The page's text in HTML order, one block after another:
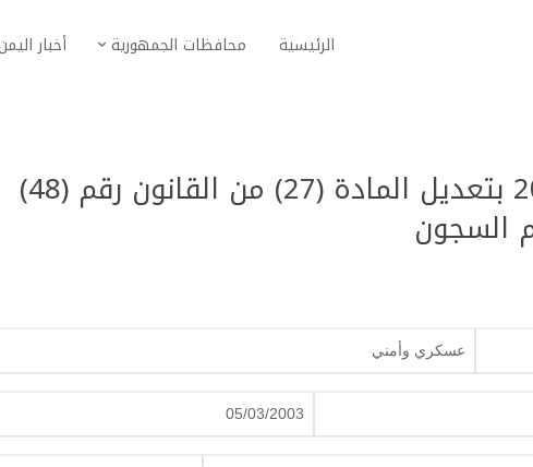
الرئيسية محافظات الجمهورية أخبار
قانون رقم (26) لعام 2003 بتعديل المادة (27) من القانون رقم (48)
عسكري وأمني
05/03/2003